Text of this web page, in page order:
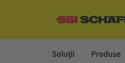
Soluții Produse